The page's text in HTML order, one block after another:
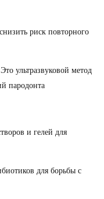
риск повторного
Это ультразвуковой метод
пародонта
и гелей для
для борьбы с